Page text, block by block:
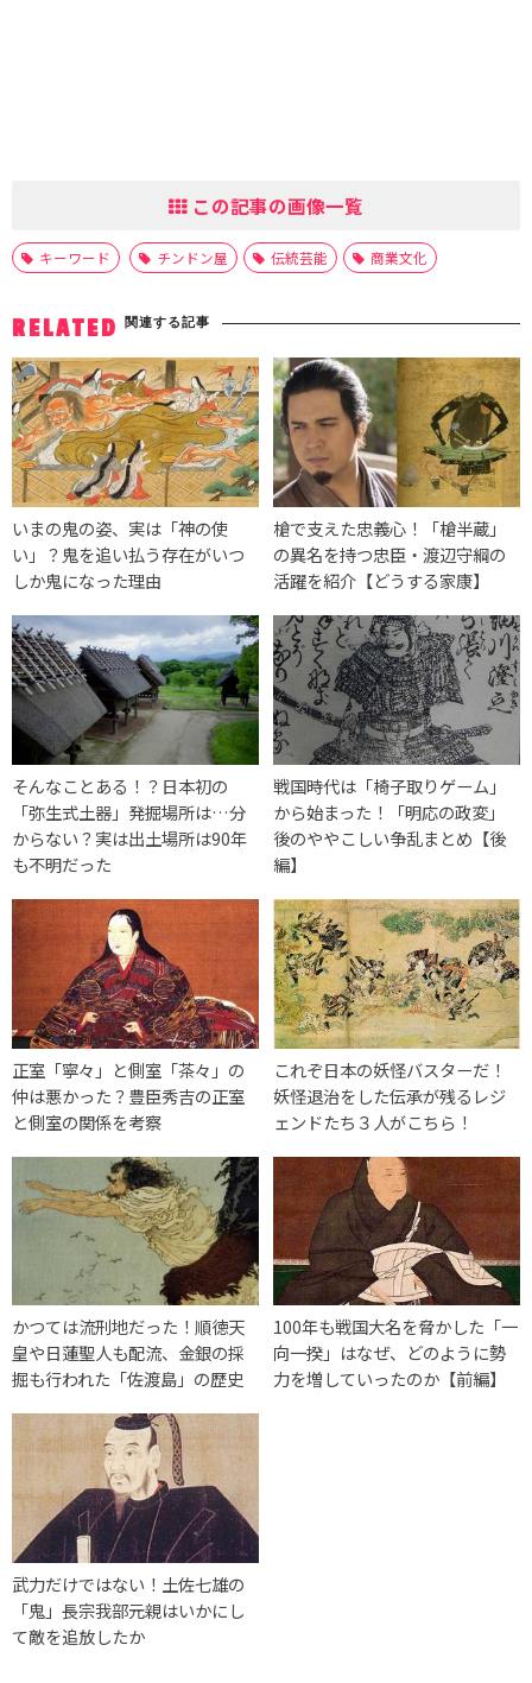
この記事の画像一覧
キーワード チンドン屋 伝統芸能 商業文化
RELATED 関連する記事
いまの鬼の姿、実は「神の使
い」？鬼を追い払う存在がいつ
しか鬼になった理由
槍で支えた忠義心！「槍半蔵」
の異名を持つ忠臣・渡辺守綱の
活躍を紹介【どうする家康】
そんなことある！？日本初の
「弥生式土器」発掘場所は…分
からない？実は出土場所は90年
も不明だった
戦国時代は「椅子取りゲーム」
から始まった！「明応の政変」
後のややこしい争乱まとめ【後
編】
正室「寧々」と側室「茶々」の
仲は悪かった？豊臣秀吉の正室
と側室の関係を考察
これぞ日本の妖怪バスターだ！
妖怪退治をした伝承が残るレジ
ェンドたち３人がこちら！
かつては流刑地だった！順徳天
皇や日蓮聖人も配流、金銀の採
掘も行われた「佐渡島」の歴史
100年も戦国大名を脅かした「一
向一揆」はなぜ、どのように勢
力を増していったのか【前編】
武力だけではない！土佐七雄の
「鬼」長宗我部元親はいかにし
て敵を追放したか